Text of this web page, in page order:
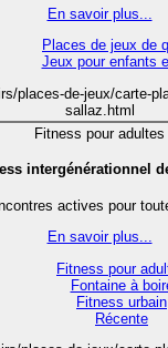
En savoir plus...
Places de jeux de
Jeux pour enfants
places-de-jeux/carte-
sallaz.html
Fitness pour adultes
intergénérationnel
actives pour
En savoir plus...
Fitness pour
Fontaine à
Fitness urbain
Récente